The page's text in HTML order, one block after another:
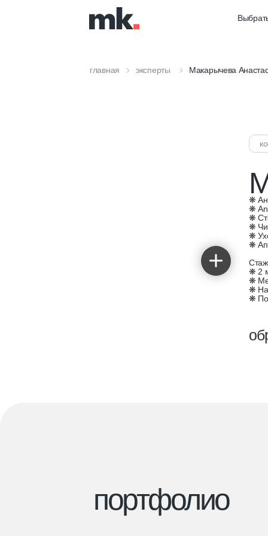
Макарычева
главная эксперты
❋
❋
❋
❋
❋
❋
❋ 2
❋
❋
❋
портфолио